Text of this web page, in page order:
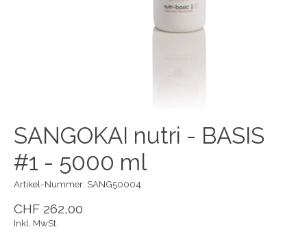
SANGOKAI nutri - BASIS
#1 - 5000 ml
Artikel-Nummer: SANG50004
CHF 262,00
Inkl. MwSt.